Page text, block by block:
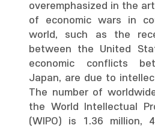
overemphasized in the
of economic wars in
world, such as the
between the United
economic conflicts
Japan, are due to
The number of
the World Intellectual
(WIPO) is 1.36 million,